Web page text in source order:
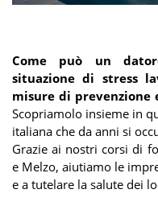
Come può un
situazione di stress
misure di prevenzione
Scopriamolo insieme in
italiana che da anni si
Grazie ai nostri corsi di
e Melzo, aiutiamo le
e a tutelare la salute dei